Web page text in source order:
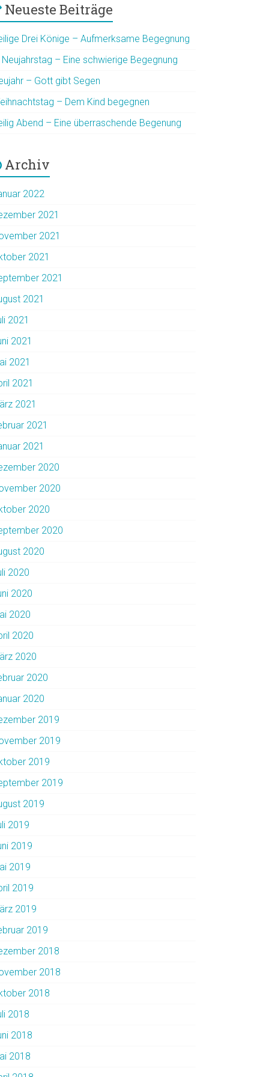
Neueste Beiträge
Drei Könige – Aufmerksame Begegnung
Neujahrstag – Eine schwierige Begegnung
– Gott gibt Segen
– Dem Kind begegnen
Abend – Eine überraschende Begenung
Archiv
2022
2021
2021
2021
2021
2021
2021
2021
2021
2021
2021
2021
2021
2020
2020
2020
2020
2020
2020
2020
2020
2020
2020
2020
2020
2019
2019
2019
2019
2019
2019
2019
2019
2019
2019
2019
2018
2018
2018
2018
2018
2018